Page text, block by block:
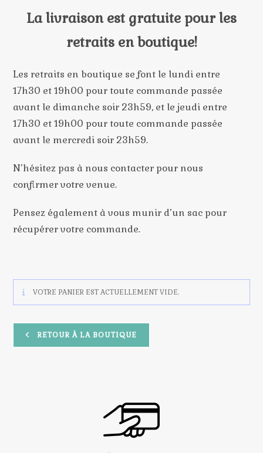
La livraison est gratuite pour les
retraits en boutique!
Les retraits en boutique se font le lundi entre
17h30 et 19h00 pour toute commande passée
avant le dimanche soir 23h59, et le jeudi entre
17h30 et 19h00 pour toute commande passée
avant le mercredi soir 23h59.
N’hésitez pas à nous contacter pour nous
confirmer votre venue.
Pensez également à vous munir d’un sac pour
récupérer votre commande.
VOTRE PANIER EST ACTUELLEMENT VIDE.
RETOUR À LA BOUTIQUE